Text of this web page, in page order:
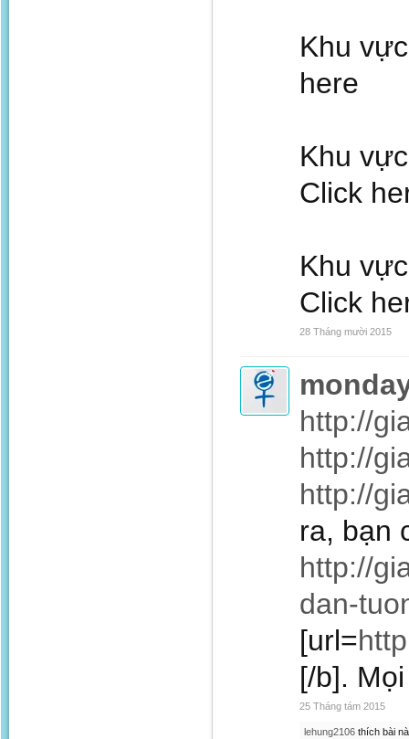
Khu
here
Khu
Click
Khu
Click
28 Tháng mười 2015
http://
http://
http://
ra, bạn
http://
dan-
[url=
[/b].
25 Tháng tám 2015
lehung2106 thích bài